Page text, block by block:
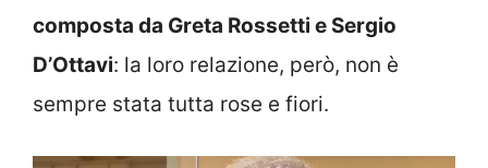
composta da Greta Rossetti e Sergio
D’Ottavi: la loro relazione, però, non è
sempre stata tutta rose e fiori.